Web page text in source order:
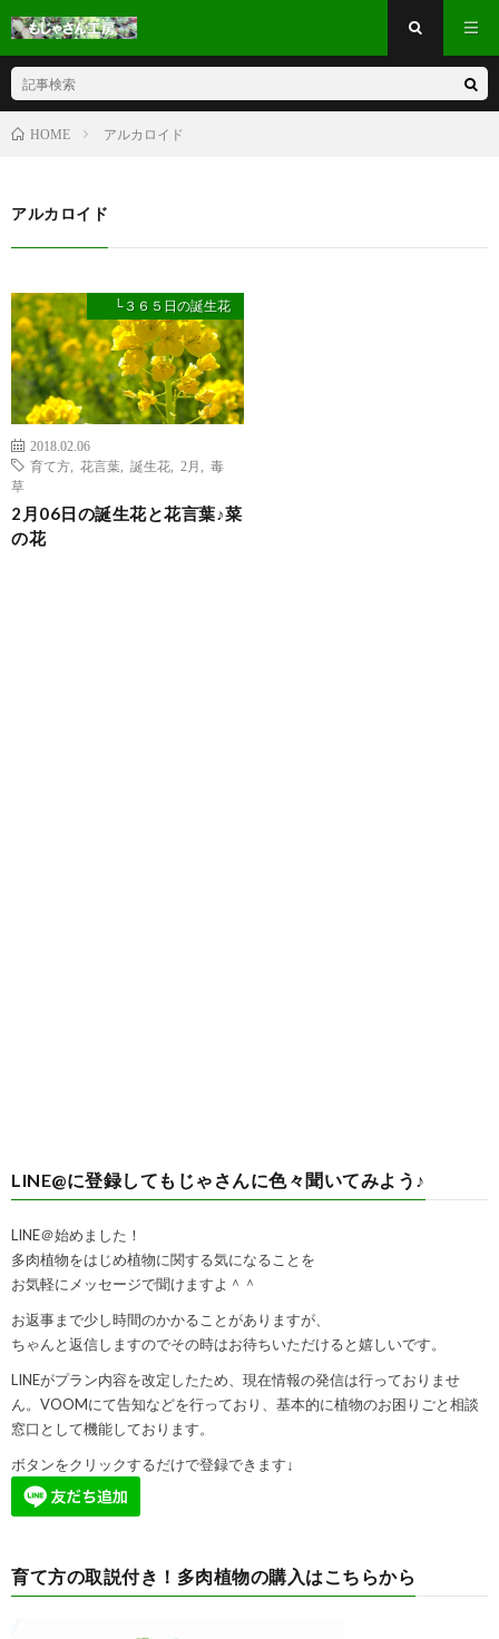
HOME アルカロイド
アルカロイド
└３６５日の誕生花
2018.02.06
育て方
花言葉 誕生花 2月
毒
草
2月06日の誕生花と花言葉♪菜
の花
LINE@に登録してもじゃさんに色々聞いてみよう♪
LINE＠始めました！
多肉植物をはじめ植物に関する気になることを
お気軽にメッセージで聞けますよ＾＾
お返事まで少し時間のかかることがありますが、
ちゃんと返信しますのでその時はお待ちいただけると嬉しいです。
LINEがプラン内容を改定したため、現在情報の発信は行っておりませ
ん。VOOMにて告知などを行っており、基本的に植物のお困りごと相談
窓口として機能しております。
ボタンをクリックするだけで登録できます↓
育て方の取説付き！多肉植物の購入はこちらから